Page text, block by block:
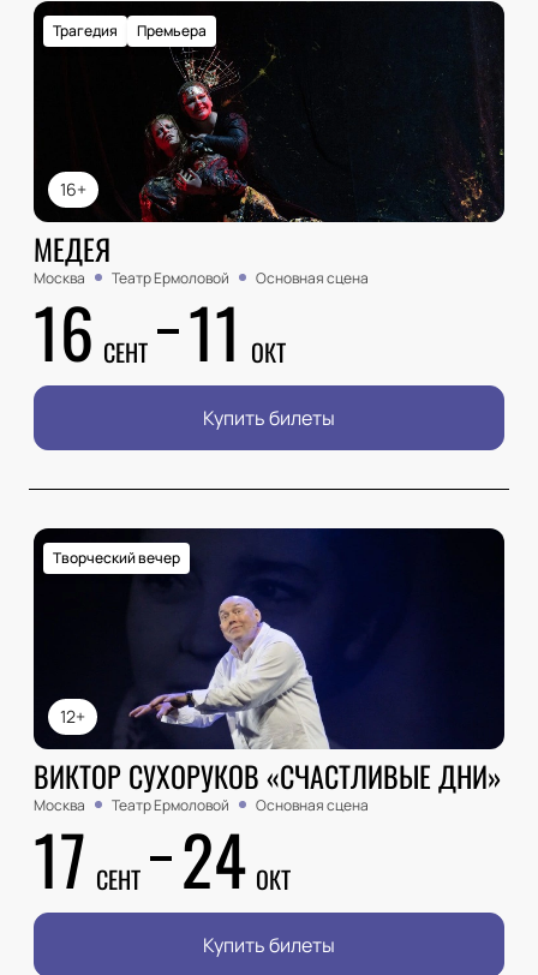
16+
Трагедия Премьера
МЕДЕЯ
Москва Театр Ермоловой Основная сцена
16 СЕНТ 11 ОКТ
Купить билеты
12+
Творческий вечер
ВИКТОР СУХОРУКОВ «СЧАСТЛИВЫЕ ДНИ»
Москва Театр Ермоловой Основная сцена
17 СЕНТ 24 ОКТ
Купить билеты